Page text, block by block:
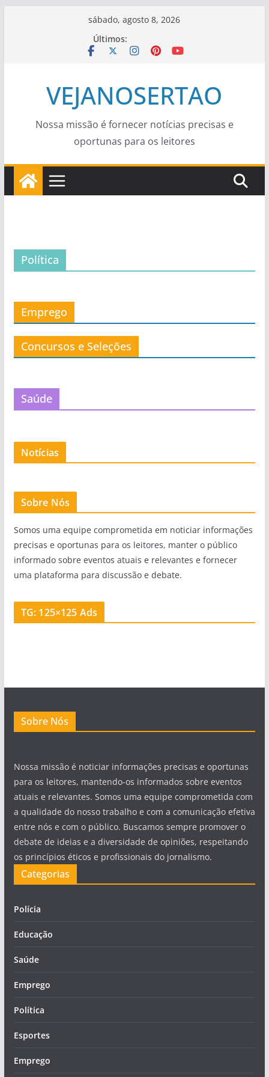
sábado, agosto 8, 2026
Últimos:
VEJANOSERTAO
Nossa missão é fornecer notícias precisas e
oportunas para os leitores
Política
Emprego
Concursos e Seleções
Saúde
Notícias
Sobre Nós
Somos uma equipe comprometida em noticiar informações
precisas e oportunas para os leitores, manter o público
informado sobre eventos atuais e relevantes e fornecer
uma plataforma para discussão e debate.
TG: 125×125 Ads
Sobre Nós
Nossa missão é noticiar informações precisas e oportunas
para os leitores, mantendo-os informados sobre eventos
atuais e relevantes. Somos uma equipe comprometida com
a qualidade do nosso trabalho e com a comunicação efetiva
entre nós e com o público. Buscamos sempre promover o
debate de ideias e a diversidade de opiniões, respeitando
os princípios éticos e profissionais do jornalismo.
Categorias
Polícia
Educação
Saúde
Emprego
Política
Esportes
Emprego